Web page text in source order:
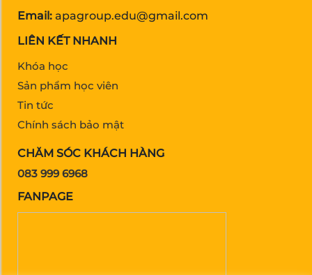
Email: apagroup.edu@gmail.com
LIÊN KẾT NHANH
Khóa học
Sản phẩm học viên
Tin tức
Chính sách bảo mật
CHĂM SÓC KHÁCH HÀNG
083 999 6968
FANPAGE